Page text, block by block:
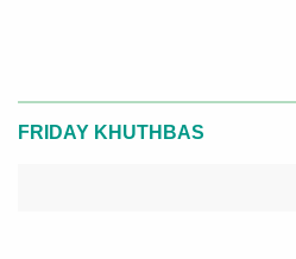
FRIDAY KHUTHBAS